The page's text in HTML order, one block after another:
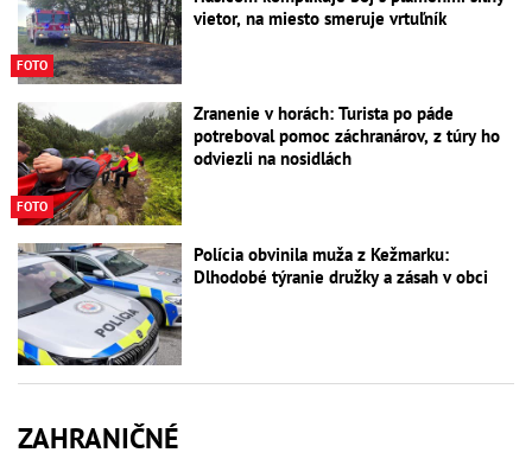
FOTO
vietor, na miesto smeruje vrtuľník
FOTO
Zranenie v horách: Turista po páde
potreboval pomoc záchranárov, z túry ho
odviezli na nosidlách
Polícia obvinila muža z Kežmarku:
Dlhodobé týranie družky a zásah v obci
ZAHRANIČNÉ